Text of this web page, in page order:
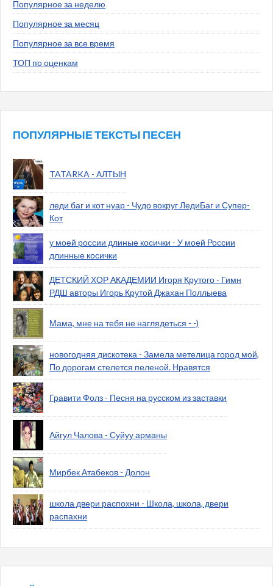
Популярное за неделю
Популярное за месяц
Популярное за все время
ТОП по оценкам
ПОПУЛЯРНЫЕ ТЕКСТЫ ПЕСЕН
TATARKA - АЛТЫН
леди баг и кот нуар - Чудо вокруг ЛедиБаг и Супер-
Кот
у моей россии длиные косички - У моей России
длинные косички
ДЕТСКИЙ ХОР АКАДЕМИИ Игоря Крутого - Гимн
РДШ авторы Игорь Крутой Джахан Поллыева
Мама, мне на тебя не наглядеться - -)
новогодняя дискотека - Замела метелица город мой,
По дорогам стелется пеленой. Нравятся
Гравити Фолз - Песня на русском из заставки
Айгул Чалова - Суйуу арманы
Мирбек Атабеков - Долон
школа двери распохни - Школа, школа, двери
распахни